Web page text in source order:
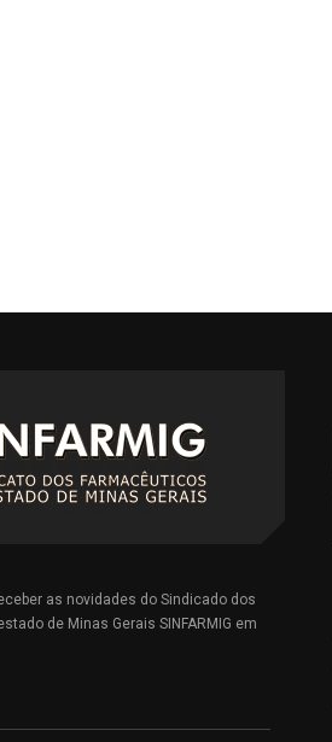
as novidades do Sindicado dos
de Minas Gerais SINFARMIG em